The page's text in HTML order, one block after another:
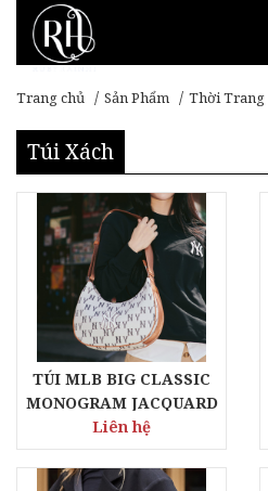
Trang chủ Sản Phẩm Thời Trang
Túi Xách
TÚI MLB BIG CLASSIC
MONOGRAM JACQUARD
L-HOBO BAG NEW YORK
YANKEES - CREAM
Liên hệ